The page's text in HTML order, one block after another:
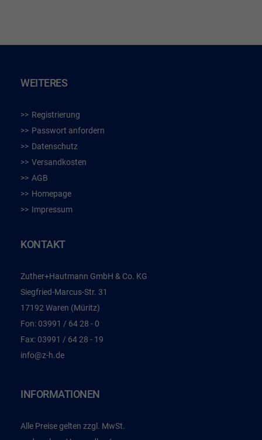
WEITERES
Registrierung
Passwort anfordern
Datenschutz
Versandkosten
AGB
Homepage
Impressum
KONTAKT
Zuther+Hautmann GmbH & Co. KG
Siegfried-Marcus-Str. 31
17192 Waren (Müritz)
Fon: 03991 / 64 28 - 0
Fax: 03991 / 64 28 - 19
info@z-h.de
INFORMATIONEN
Alle Preise gelten zzgl. MwSt.